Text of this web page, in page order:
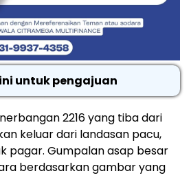
untuk pengajuan
2216 yang tiba dari
keluar dari landasan pacu,
pagar. Gumpalan asap besar
berdasarkan gambar yang